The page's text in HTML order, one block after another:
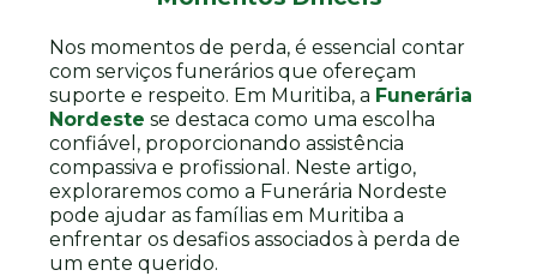
Nos momentos de perda, é essencial contar
com serviços funerários que ofereçam
suporte e respeito. Em Muritiba, a Funerária
Nordeste se destaca como uma escolha
confiável, proporcionando assistência
compassiva e profissional. Neste artigo,
exploraremos como a Funerária Nordeste
pode ajudar as famílias em Muritiba a
enfrentar os desafios associados à perda de
um ente querido.